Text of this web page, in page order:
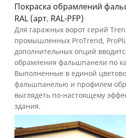
Покраска обрамлений
RAL (арт. RAL-PFP)
Для гаражных ворот серий
промышленных ProTrend,
дополнительных опций
обрамления фальшпанели по
Выполненные в единой
фальшпанелью и профилем
выглядеть по-настоящему
здания.